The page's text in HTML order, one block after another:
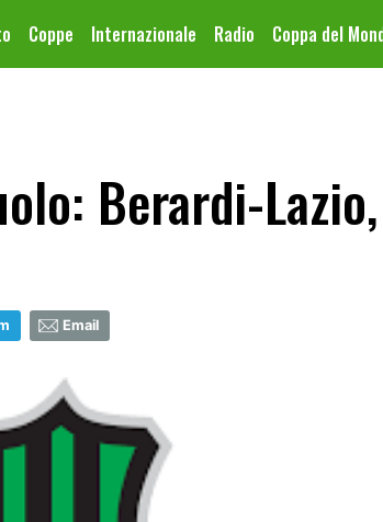
Coppe Internazionale Radio Coppa del
Berardi-
Email